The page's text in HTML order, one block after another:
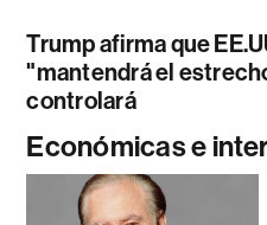
Trump afirma que
"mantendrá el
controlará
Económicas e